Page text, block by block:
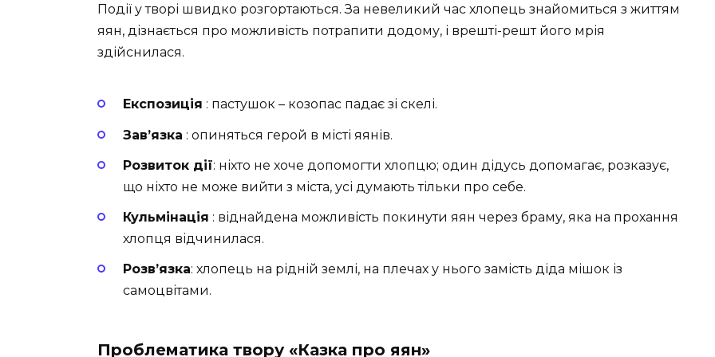
Події у творі швидко розгортаються. За невеликий час хлопець знайомиться з життям
яян, дізнається про можливість потрапити додому, і врешті-решт його мрія
здійснилася.
Експозиція : пастушок – козопас падає зі скелі.
Зав’язка : опиняться герой в місті яянів.
Розвиток дії: ніхто не хоче допомогти хлопцю; один дідусь допомагає, розказує,
що ніхто не може вийти з міста, усі думають тільки про себе.
Кульмінація : віднайдена можливість покинути яян через браму, яка на прохання
хлопця відчинилася.
Розв’язка: хлопець на рідній землі, на плечах у нього замість діда мішок із
самоцвітами.
Проблематика твору «Казка про яян»